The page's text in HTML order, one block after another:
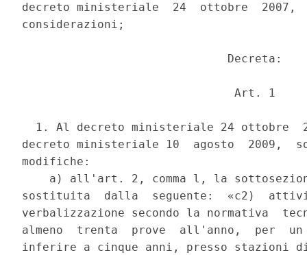
decreto ministeriale  24  ottobre  2007,
considerazioni;
                              Decreta:
                               Art. 1
1. Al decreto ministeriale 24 ottobre
decreto ministeriale 10  agosto  2009,
modifiche:
a) all'art. 2, comma l, la
sostituita  dalla  seguente:  «c2)
verbalizzazione secondo la normativa
almeno  trenta  prove  all'anno,  per
inferire a cinque anni, presso stazioni